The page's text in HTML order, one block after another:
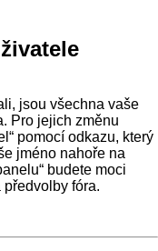
jsou všechna vaše
Pro jejich změnu
pomocí odkazu, který
jméno nahoře na
budete moci
fóra.